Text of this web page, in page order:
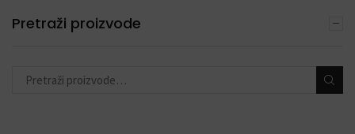
DEKORACIJE S BALONIMA
DODACI ZA PROSLAVE
Pretraži proizvode